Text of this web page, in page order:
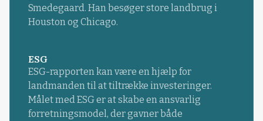
Smedegaard. Han besøger store landbrug i
Houston og Chicago.
ESG
ESG-rapporten kan være en hjælp for
landmanden til at tiltrække investeringer.
Målet med ESG er at skabe en ansvarlig
forretningsmodel, der gavner både